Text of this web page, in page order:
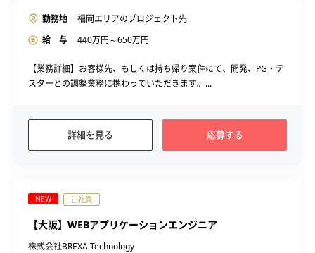
勤務地
福岡エリアのプロジェクト先
給 与
440万円～650万円
【業務詳細】お客様先、もしくは持ち帰り案件にて、開発、PG・テ
スターとの調整業務に携わっていただきます。...
詳細を見る 応募する
NEW 正社員
【大阪】WEBアプリケーションエンジニア
株式会社BREXA Technology